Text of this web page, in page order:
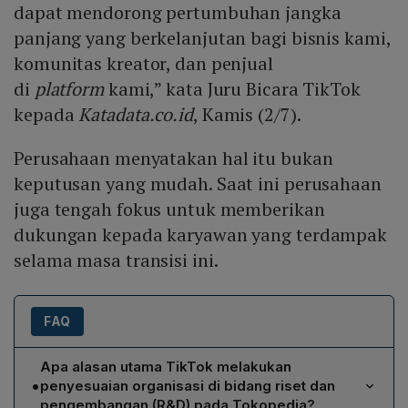
dapat mendorong pertumbuhan jangka
panjang yang berkelanjutan bagi bisnis kami,
komunitas kreator, dan penjual
di platformkami,” kata Juru Bicara TikTok
kepada Katadata.co.id, Kamis (2/7).
Perusahaan menyatakan hal itu bukan
keputusan yang mudah. Saat ini perusahaan
juga tengah fokus untuk memberikan
dukungan kepada karyawan yang terdampak
selama masa transisi ini.
FAQ
•
Apa alasan utama TikTok melakukan
penyesuaian organisasi di bidang riset dan